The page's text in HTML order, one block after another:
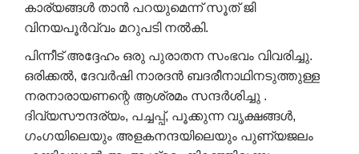
കാര്യങ്ങൾ താൻ പറയുമെന്ന് സൂത് ജി
വിനയപൂർവ്വം മറുപടി നൽകി.
പിന്നീട് അദ്ദേഹം ഒരു പുരാതന സംഭവം വിവരിച്ചു.
ഒരിക്കൽ, ദേവർഷി നാരദൻ ബദരീനാഥിനടുത്തുള്ള
നരനാരായണന്റെ ആശ്രമം സന്ദർശിച്ചു .
ദിവ്യസൗന്ദര്യം, പച്ചപ്പ്, പൂക്കുന്ന വൃക്ഷങ്ങൾ,
ഗംഗയിലെയും അളകനന്ദയിലെയും പുണ്യജലം